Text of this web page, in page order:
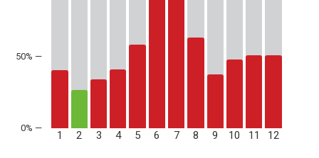
50% —
1 2 3 4 5 6 7 8 9 10 11 12